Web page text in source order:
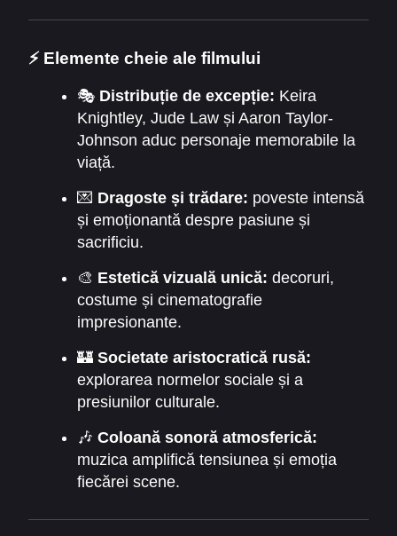
așteptările societății.
⚡ Elemente cheie ale filmului
🎭 Distribuție de excepție: Keira
Knightley, Jude Law și Aaron Taylor-
Johnson aduc personaje memorabile la
viață.
💌 Dragoste și trădare: poveste intensă
și emoționantă despre pasiune și
sacrificiu.
🎨 Estetică vizuală unică: decoruri,
costume și cinematografie
impresionante.
🏰 Societate aristocratică rusă:
explorarea normelor sociale și a
presiunilor culturale.
🎶 Coloană sonoră atmosferică:
muzica amplifică tensiunea și emoția
fiecărei scene.